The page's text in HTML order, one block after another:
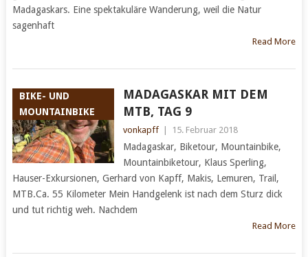
Madagaskars. Eine spektakuläre Wanderung, weil die Natur
sagenhaft
Read More
BIKE- UND
MOUNTAINBIKE
MADAGASKAR MIT DEM
MTB, TAG 9
vonkapff 15. Februar 2018
Madagaskar, Biketour, Mountainbike,
Mountainbiketour, Klaus Sperling,
Hauser-Exkursionen, Gerhard von Kapff, Makis, Lemuren, Trail,
MTB.Ca. 55 Kilometer Mein Handgelenk ist nach dem Sturz dick
und tut richtig weh. Nachdem
Read More